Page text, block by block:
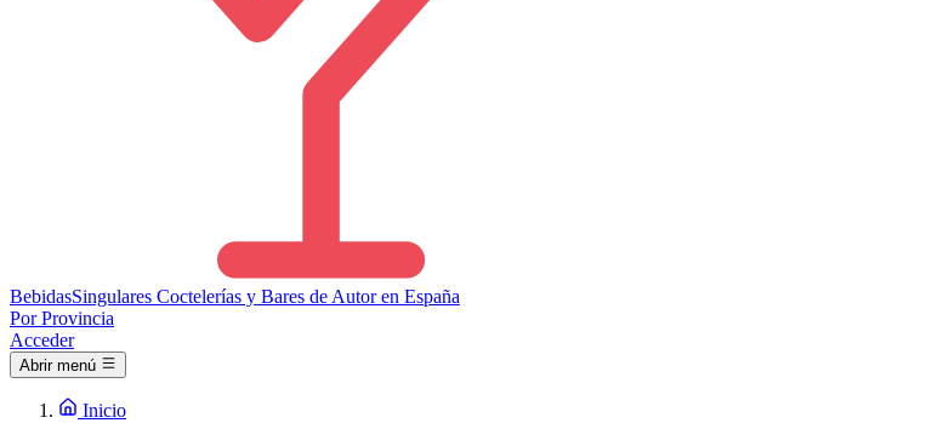
BebidasSingulares Coctelerías y Bares de Autor en España
Por Provincia
Acceder
Abrir menú
Inicio